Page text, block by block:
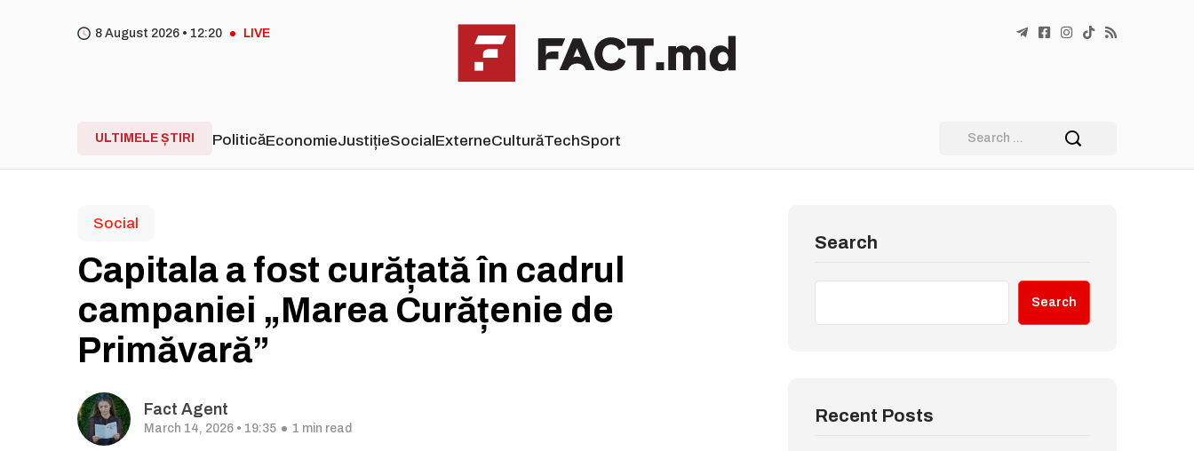
8 August 2026 • 12 20 LIVE
ULTIMELE ȘTIRI PoliticăEconomieJustițieSocialExterneCulturăTechSport
Social
Capitala a fost curățată în cadrul
campaniei „Marea Curățenie de
Primăvară”
Fact Agent
March 14, 2026 • 19:35 1 min read
Search
Search
Recent Posts